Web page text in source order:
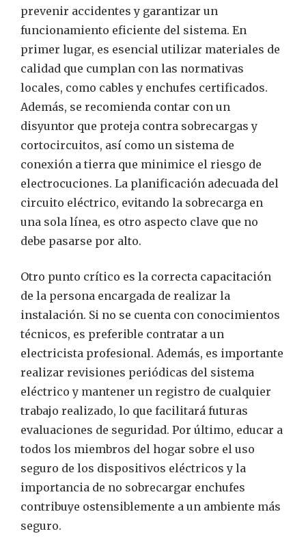
prevenir accidentes y garantizar un
funcionamiento eficiente del sistema. En
primer lugar, es esencial utilizar materiales de
calidad que cumplan con las normativas
locales, como cables y enchufes certificados.
Además, se recomienda contar con un
disyuntor que proteja contra sobrecargas y
cortocircuitos, así como un sistema de
conexión a tierra que minimice el riesgo de
electrocuciones. La planificación adecuada del
circuito eléctrico, evitando la sobrecarga en
una sola línea, es otro aspecto clave que no
debe pasarse por alto.
Otro punto crítico es la correcta capacitación
de la persona encargada de realizar la
instalación. Si no se cuenta con conocimientos
técnicos, es preferible contratar a un
electricista profesional. Además, es importante
realizar revisiones periódicas del sistema
eléctrico y mantener un registro de cualquier
trabajo realizado, lo que facilitará futuras
evaluaciones de seguridad. Por último, educar a
todos los miembros del hogar sobre el uso
seguro de los dispositivos eléctricos y la
importancia de no sobrecargar enchufes
contribuye ostensiblemente a un ambiente más
seguro.